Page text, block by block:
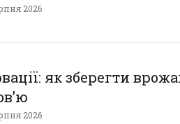
2026
як зберегти
2026